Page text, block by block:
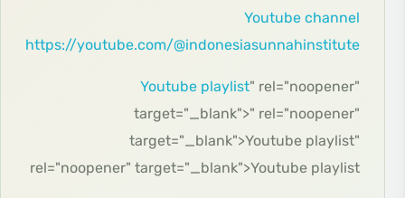
Youtube channel
https://youtube.com/@indonesiasunnahinstitute
Youtube playlist" rel="noopener"
target="_blank">" rel="noopener"
target="_blank">Youtube playlist"
rel="noopener" target="_blank">Youtube playlist